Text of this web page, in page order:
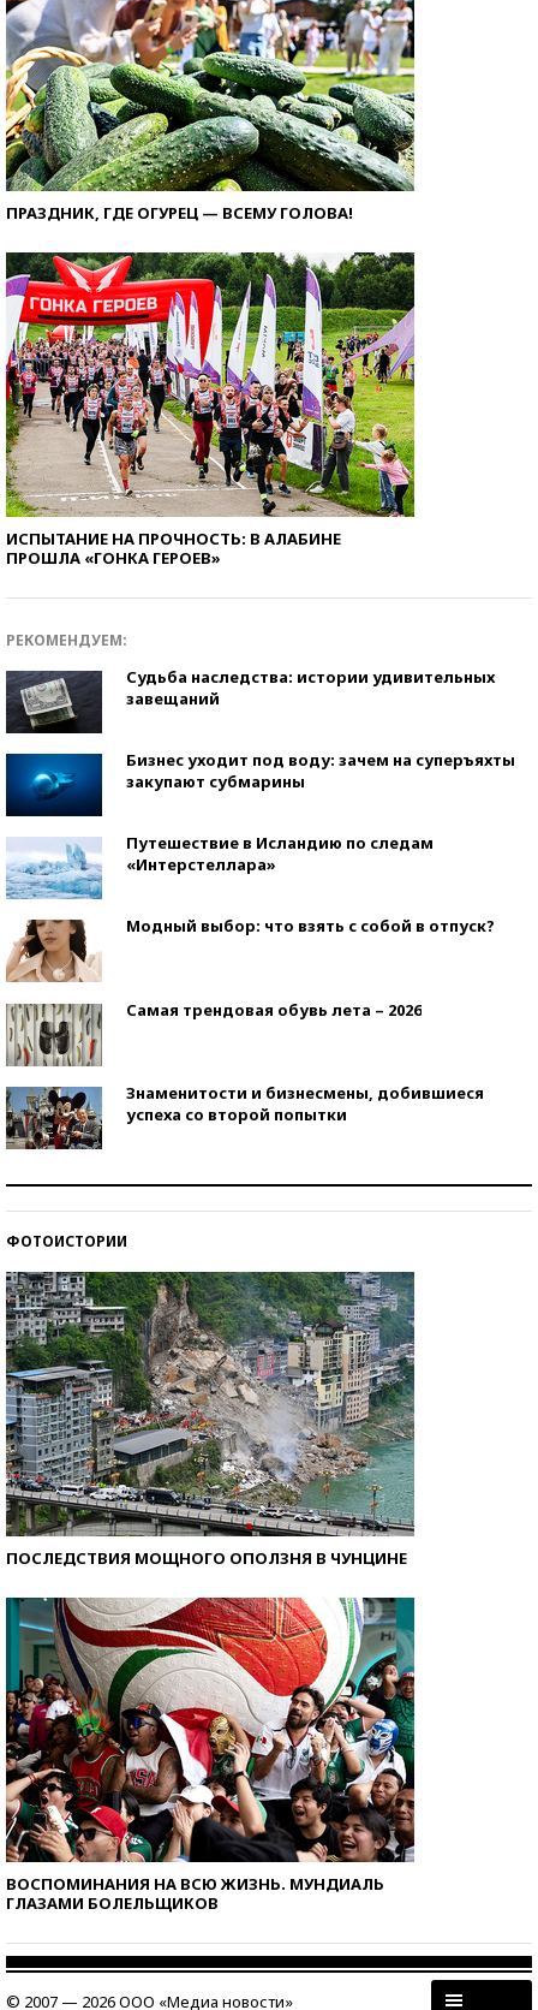
ПРАЗДНИК, ГДЕ ОГУРЕЦ — ВСЕМУ ГОЛОВА!
ИСПЫТАНИЕ НА ПРОЧНОСТЬ: В АЛАБИНЕ
ПРОШЛА «ГОНКА ГЕРОЕВ»
РЕКОМЕНДУЕМ:
Судьба наследства: истории удивительных
завещаний
Бизнес уходит под воду: зачем на суперъяхты
закупают субмарины
Путешествие в Исландию по следам
«Интерстеллара»
Модный выбор: что взять с собой в отпуск?
Самая трендовая обувь лета – 2026
Знаменитости и бизнесмены, добившиеся
успеха со второй попытки
ФОТОИСТОРИИ
ПОСЛЕДСТВИЯ МОЩНОГО ОПОЛЗНЯ В ЧУНЦИНЕ
ВОСПОМИНАНИЯ НА ВСЮ ЖИЗНЬ. МУНДИАЛЬ
ГЛАЗАМИ БОЛЕЛЬЩИКОВ
© 2007 — 2026 ООО «Медиа новости»